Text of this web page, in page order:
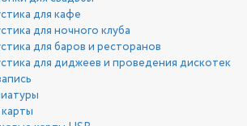
для кафе
для ночного клуба
для баров и ресторанов
для диджеев и проведения дискотек